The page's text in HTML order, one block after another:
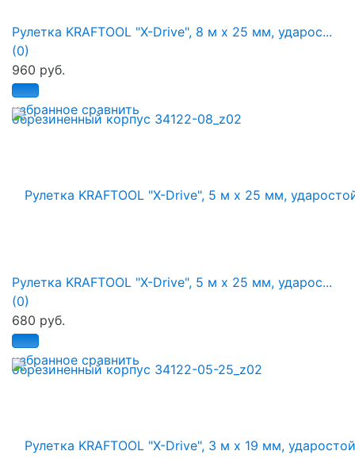
избранное сравнить
Рулетка KRAFTOOL "X-Drive", 8 м x 25 мм, ударос...
(0)
960 руб.
избранное сравнить
Рулетка KRAFTOOL "X-Drive", 5 м x 25 мм, ударос...
(0)
680 руб.